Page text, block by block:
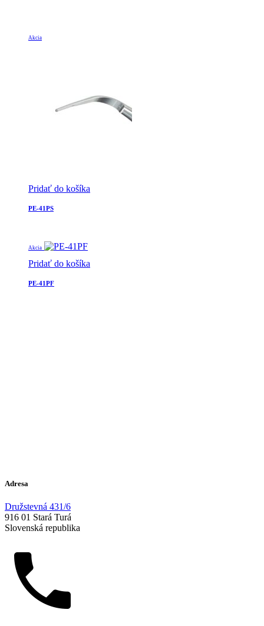
Akcia
Pridať do košíka
PE-41PS
Akcia
Pridať do košíka
PE-41PF
Adresa
Družstevná 431/6
916 01 Stará Turá
Slovenská republika